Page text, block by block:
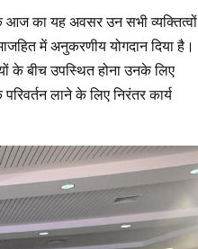
आज का यह अवसर उन सभी व्यक्तित्वों
में अनुकरणीय योगदान दिया है।
के बीच उपस्थित होना उनके लिए
लाने के लिए निरंतर कार्य